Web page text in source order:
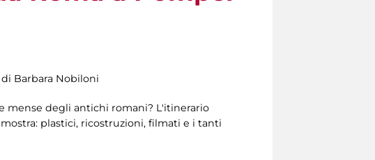
Barbara Nobiloni
mense degli antichi romani? L'itinerario
plastici, ricostruzioni, filmati e i tanti